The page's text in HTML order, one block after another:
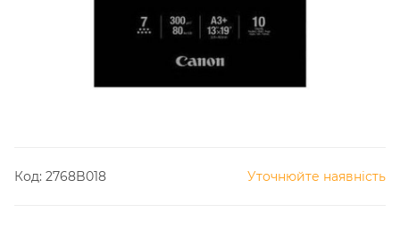
Код: 2768B018 Уточнюйте наявність